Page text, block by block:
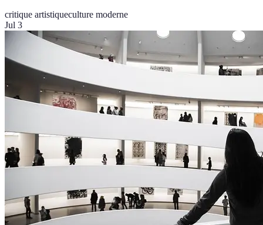
critique artistiqueculture moderne
Jul 3